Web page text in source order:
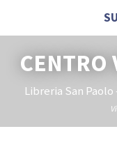
CENTRO
Libreria San